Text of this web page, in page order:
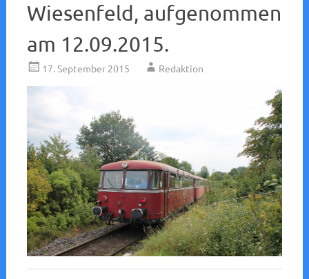
Wiesenfeld, aufgenommen
am 12.09.2015.
17. September 2015 Redaktion